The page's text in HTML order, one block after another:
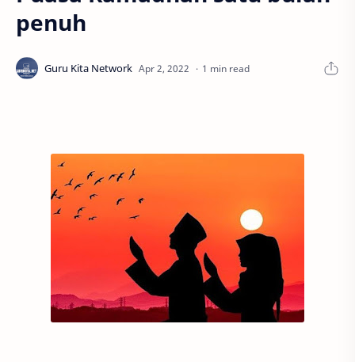
penuh
1 min read